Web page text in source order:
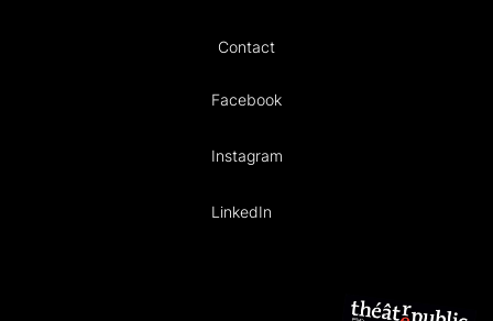
Contact
Facebook
Instagram
LinkedIn